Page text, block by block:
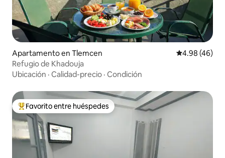
Apartamento en Tlemcen Calificación
4.98 (46)
Refugio de Khadouja
Ubicación · Calidad-precio · Condición
Favorito entre huéspedes preferido
Favorito entre huéspedes